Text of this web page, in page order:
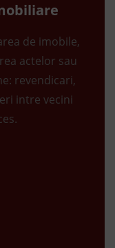
de imobile,
actelor sau
revendicari,
intre vecini